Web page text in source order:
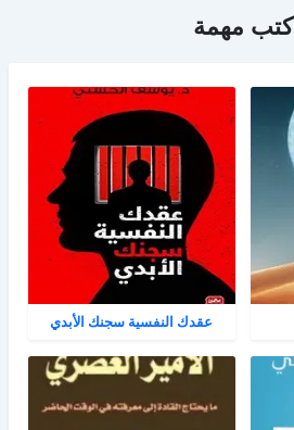
كتب مهمة
عقدك النفسية سجنك الأبدي